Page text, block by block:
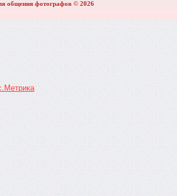
общения фотографов © 2026